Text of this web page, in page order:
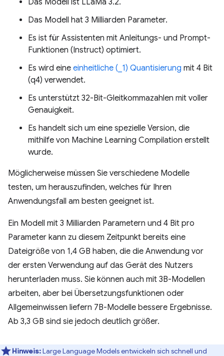
Das Modell hat 3 Milliarden Parameter.
Es ist für Assistenten mit Anleitungs- und Prompt-
Funktionen (Instruct) optimiert.
Es wird eine einheitliche (_1) Quantisierung mit 4 Bit
(q4) verwendet.
Es unterstützt 32-Bit-Gleitkommazahlen mit voller
Genauigkeit.
Es handelt sich um eine spezielle Version, die
mithilfe von Machine Learning Compilation erstellt
wurde.
Möglicherweise müssen Sie verschiedene Modelle
testen, um herauszufinden, welches für Ihren
Anwendungsfall am besten geeignet ist.
Ein Modell mit 3 Milliarden Parametern und 4 Bit pro
Parameter kann zu diesem Zeitpunkt bereits eine
Dateigröße von 1,4 GB haben, die die Anwendung vor
der ersten Verwendung auf das Gerät des Nutzers
herunterladen muss. Sie können auch mit 3B-Modellen
arbeiten, aber bei Übersetzungsfunktionen oder
Allgemeinwissen liefern 7B-Modelle bessere Ergebnisse.
Ab 3,3 GB sind sie jedoch deutlich größer.
Hinweis:Large Language Models entwickeln sich schnell und